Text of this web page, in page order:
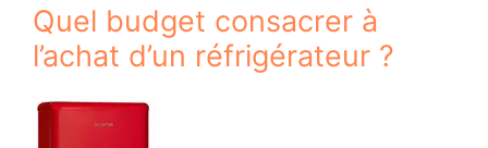
Quel budget consacrer à
l’achat d’un réfrigérateur ?